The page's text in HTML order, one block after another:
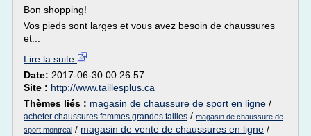
Bon shopping!
Vos pieds sont larges et vous avez besoin de chaussures
et...
Lire la suite
Date: 2017-06-30 00:26:57
Site : http://www.taillesplus.ca
Thèmes liés : magasin de chaussure de sport en ligne /
acheter chaussures femmes grandes tailles / magasin de chaussure de
sport montreal / magasin de vente de chaussures en ligne /